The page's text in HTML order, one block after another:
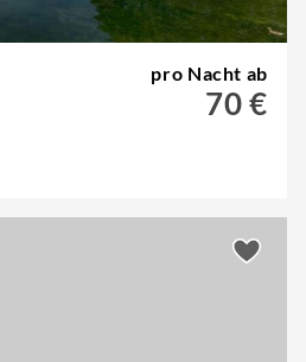
pro Nacht ab
70 €